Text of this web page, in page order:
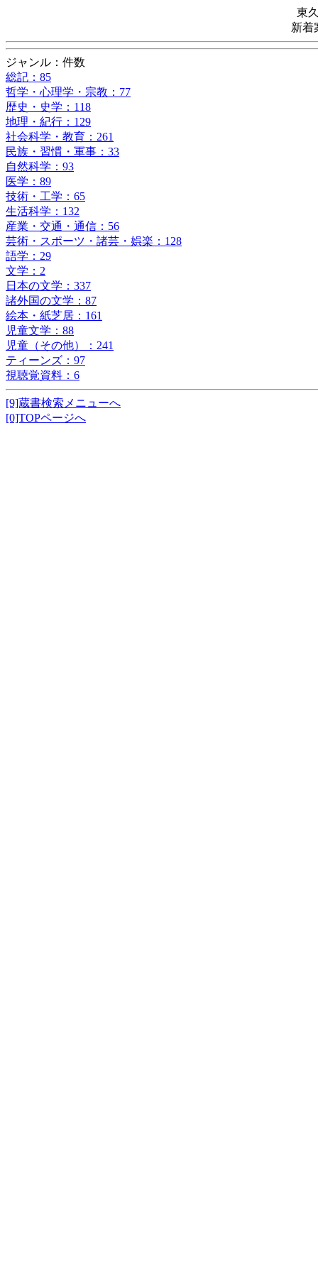
東
新着
ジャンル：件数
総記：85
哲学・心理学・宗教：77
歴史・史学：118
地理・紀行：129
社会科学・教育：261
民族・習慣・軍事：33
自然科学：93
医学：89
技術・工学：65
生活科学：132
産業・交通・通信：56
芸術・スポーツ・諸芸・娯楽：128
語学：29
文学：2
日本の文学：337
諸外国の文学：87
絵本・紙芝居：161
児童文学：88
児童（その他）：241
ティーンズ：97
視聴覚資料：6
[9]蔵書検索メニューへ
[0]TOPページへ